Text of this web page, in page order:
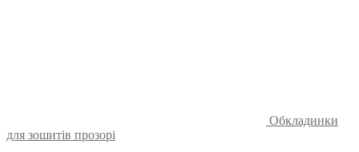
Обкладинки
для зошитів прозорі